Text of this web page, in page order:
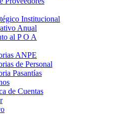
Institucional
Anual
al P O A
ANPE
de Personal
Pasantías
de Cuentas